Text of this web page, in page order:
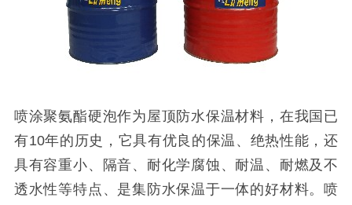
喷涂聚氨酯硬泡作为屋顶防水保温材料，在我国已
有10年的历史，它具有优良的保温、绝热性能，还
具有容重小、隔音、耐化学腐蚀、耐温、耐燃及不
透水性等特点、是集防水保温于一体的好材料。喷